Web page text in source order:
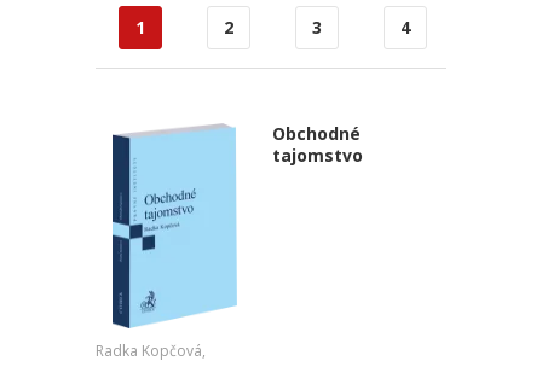
1 2 3 4
Obchodné
tajomstvo
Radka Kopčová,